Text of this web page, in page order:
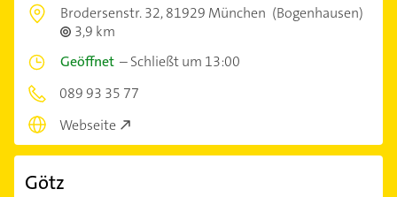
Brodersenstr. 32,81929 München (Bogenhausen)
3,9 km
Geöffnet –Schließt um 13:00
089 93 35 77
Webseite
Götz